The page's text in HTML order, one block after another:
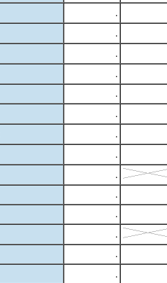
.
.
.
.
.
.
.
.
.
.
.
.
.
.